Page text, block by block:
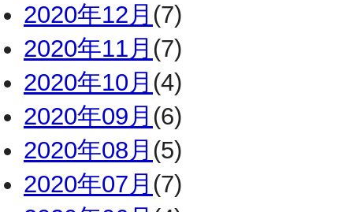
2020年12月 (7)
2020年11月 (7)
2020年10月 (4)
2020年09月 (6)
2020年08月 (5)
2020年07月 (7)